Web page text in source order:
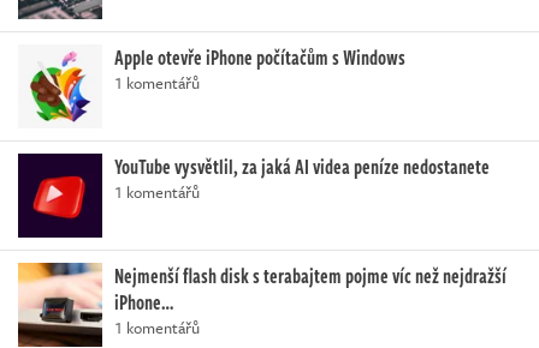
Apple otevře iPhone počítačům s Windows
1 komentářů
YouTube vysvětlil, za jaká AI videa peníze nedostanete
1 komentářů
Nejmenší flash disk s terabajtem pojme víc než nejdražší
iPhone…
1 komentářů